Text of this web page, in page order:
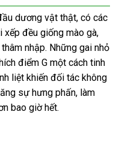
dương vật thật, có các
xếp đều giống mào gà,
nhập. Những gai nhỏ
điểm G một cách tinh
liệt khiến đối tác không
sự hưng phấn, làm
bao giờ hết.